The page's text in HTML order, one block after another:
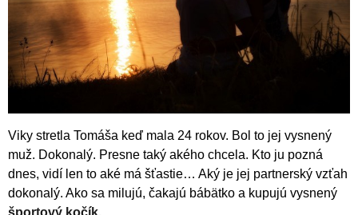
Viky stretla Tomáša keď mala 24 rokov. Bol to jej vysnený
muž. Dokonalý. Presne taký akého chcela. Kto ju pozná
dnes, vidí len to aké má šťastie… Aký je jej partnerský vzťah
dokonalý. Ako sa milujú, čakajú bábätko a kupujú vysnený
športový kočík.